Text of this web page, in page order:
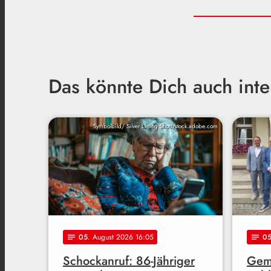
Das könnte Dich auch
Symbolbild/ Silver Lining Shots/stock.adobe.com
notes 05. August 2026 16:05
Schockanruf: 86-Jähriger
notes 05